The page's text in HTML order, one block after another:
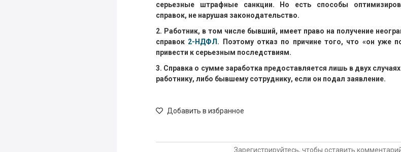
серьезные штрафные санкции. Но есть способы
справок, не нарушая законодательство.
2. Работник, в том числе бывший, имеет право на получение
справок 2-НДФЛ . Поэтому отказ по причине того, что «он уже
привести к серьезным последствиям.
3. Справка о сумме заработка предоставляется лишь в двух
работнику, либо бывшему сотруднику, если он подал заявление.
Добавить в избранное
Зарегистрируйтесь, чтобы оставить